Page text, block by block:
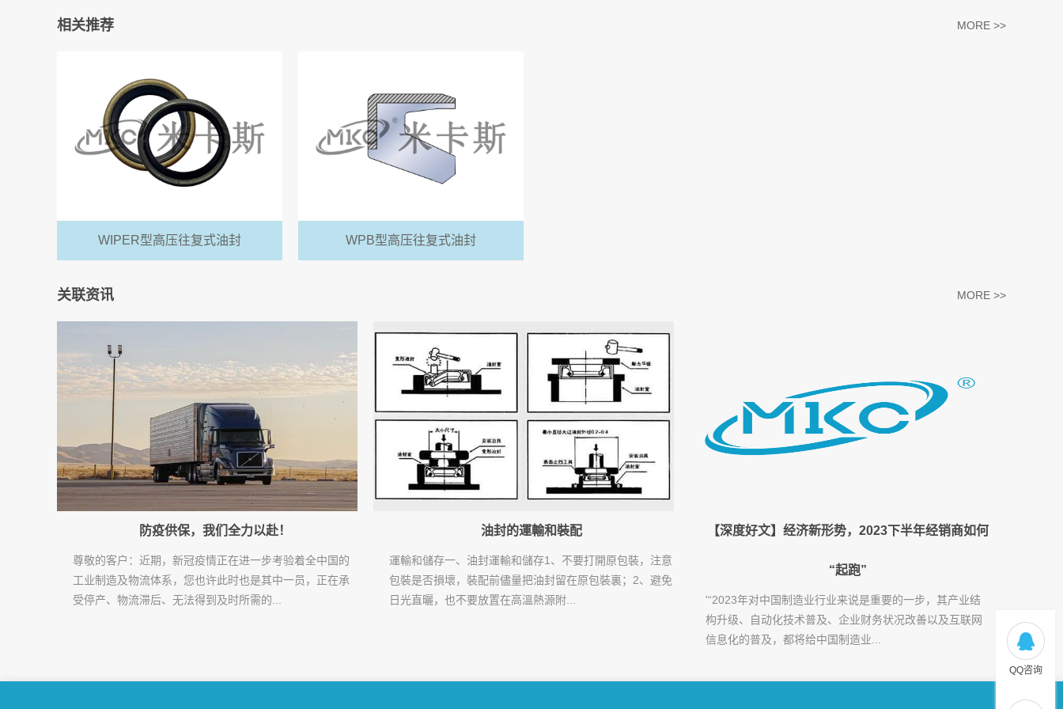
相关推荐 MORE >>
WIPER型高压往复式油封 WPB型高压往复式油封
关联资讯 MORE >>
防疫供保，我们全力以赴！
尊敬的客户：近期，新冠疫情正在进一步考验着全中国的
工业制造及物流体系，您也许此时也是其中一员，正在承
受停产、物流滞后、无法得到及时所需的...
油封的運輸和裝配
運輸和儲存一、油封運輸和儲存1、不要打開原包裝，注意
包裝是否損壞，裝配前儘量把油封留在原包裝裏；2、避免
日光直曬，也不要放置在高溫熱源附...
【深度好文】经济新形势，2023下半年经销商如何
“起跑”
'“2023年对中国制造业行业来说是重要的一步，其产业结
构升级、自动化技术普及、企业财务状况改善以及互联网
信息化的普及，都将给中国制造业...
QQ咨询